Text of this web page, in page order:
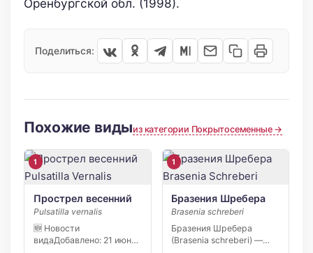
Оренбургской обл. (1998).
Поделиться:
Похожие видыиз категории Покрытосеменные →
1
Прострел весенний
Pulsatilla vernalis
🆕 Новости
видаДобавлено: 21 июня
1
Бразения Шребера
Brasenia schreberi
Бразения Шребера
(Brasenia schreberi) —